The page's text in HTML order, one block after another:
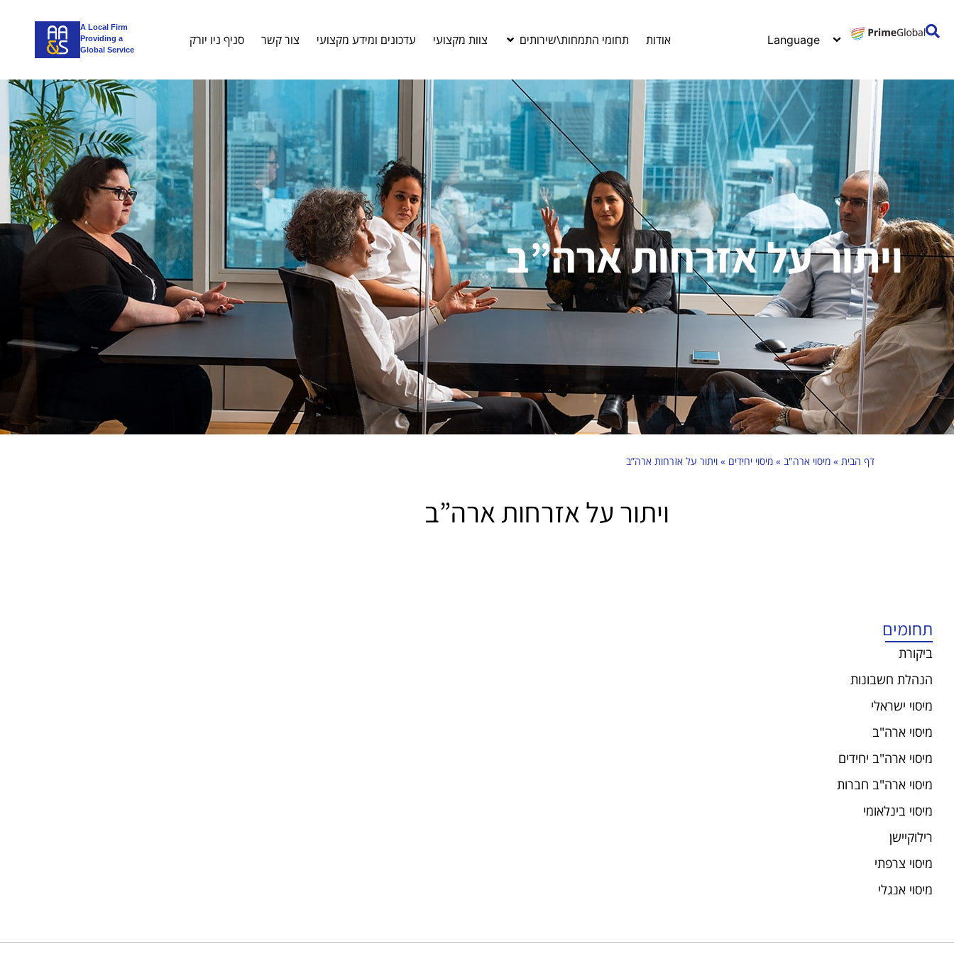
אודות תחומי התמחות\שירותים צוות מקצועי עדכונים ומידע מקצועי צור קשר סניף ניו יורק
A Local Firm
Providing a
Global Service
ויתור על אזרחות ארה”ב
דף הבית » מיסוי ארה"ב » מיסוי יחידים » ויתור על אזרחות ארה”ב
ויתור על אזרחות ארה”ב
תחומים
ביקורת
הנהלת חשבונות
מיסוי ישראלי
מיסוי ארה"ב
מיסוי ארה"ב יחידים
מיסוי ארה"ב חברות
מיסוי בינלאומי
רילוקיישן
מיסוי צרפתי
מיסוי אנגלי